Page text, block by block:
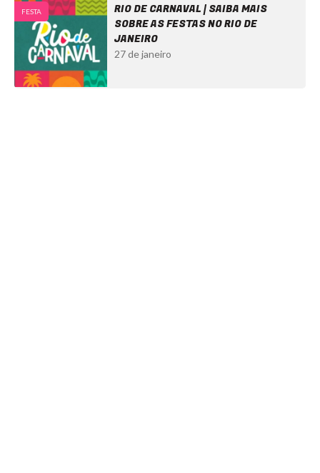
FESTA
RIO DE CARNAVAL | SAIBA MAIS
SOBRE AS FESTAS NO RIO DE
JANEIRO
27 de janeiro